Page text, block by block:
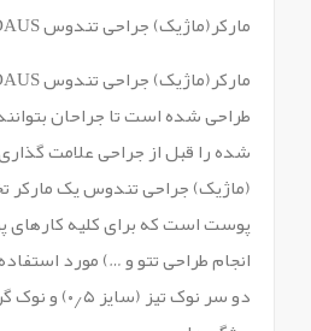
مارکر(ماژیک) جراحی تندوس TONDAUS
طراحی شده است تا جراحان
شده را قبل از جراحی علامت
(ماژیک) جراحی تندوس یک
پوست است که برای کلیه کارهای
انجام طراحی تتو و …) مورد
دو سر نوک تیز (سایز ۰٫۵) و نوک گرد(سایز ۱) می باشد.